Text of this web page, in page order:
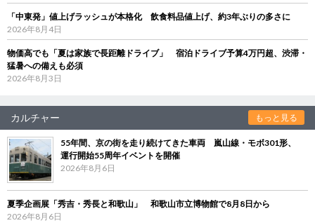
「中東発」値上げラッシュが本格化 飲食料品値上げ、約3年ぶりの多さに
2026年8月4日
物価高でも「夏は家族で長距離ドライブ」 宿泊ドライブ予算4万円超、渋滞・
猛暑への備えも必須
2026年8月3日
カルチャー もっと見る
55年間、京の街を走り続けてきた車両 嵐山線・モボ301形、
運行開始55周年イベントを開催
2026年8月6日
夏季企画展「秀吉・秀長と和歌山」 和歌山市立博物館で8月8日から
2026年8月6日